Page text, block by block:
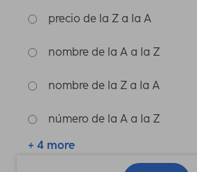
precio de la Z a la A
nombre de la A a la Z
nombre de la Z a la A
número de la A a la Z
+ 4 more